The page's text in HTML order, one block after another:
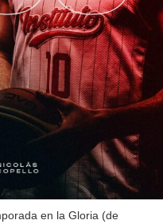
en la Gloria (de